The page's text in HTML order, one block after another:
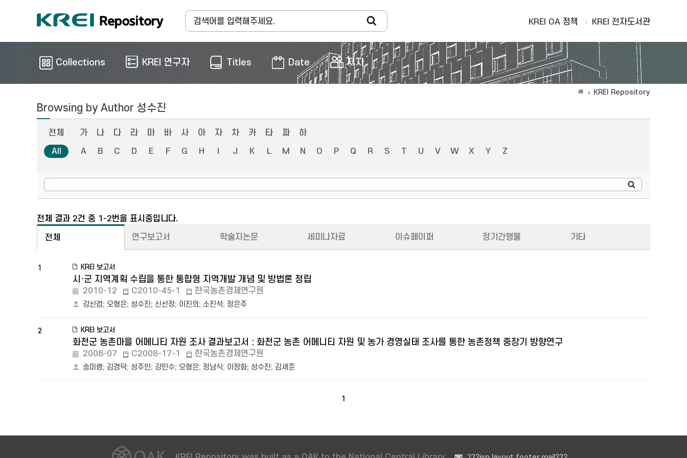
KREI OA 정책 KREI 전자도서관
Collections KREI 연구자 Titles Date 저자
KREI Repository
Browsing by Author 성수진
전체 가 나 다 라 마 바 사 아 자 차 카 타 파
하
All
A B C D E F G H J K L M N O P Q R S T U V W X Y Z
전체 결과 2건 중 1-2번을 표시중입니다.
전체 연구보고서 학술지논문 세미나자료 이슈페이퍼 정기간행물 기타
1 KREI 보고서
시·군 지역계획 수립을 통한 통합형 지역개발 개념 및 방법론 정립
2010-12 C2010-45-1 한국농촌경제연구원
강신겸; 오형은; 성수진; 신선정; 이진의 ; 소진석; 정은주
2 KREI 보고서
화천군 농촌마을 어메니티 자원 조사 결과보고서 : 화천군 농촌 어메니티 자원 및 농가 경영실태 조사를 통한 농촌정책 중장기 방향연구
2008-07 C2008-17-1 한국농촌경제연구원
송미령; 김경덕; 성주인; 강민수; 오형은; 정남식; 이정화; 성수진; 김세준
1